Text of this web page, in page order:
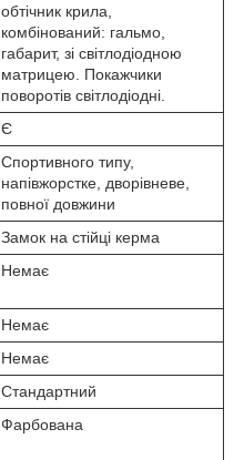
обтічник крила,
комбінований: гальмо,
габарит, зі світлодіодною
матрицею. Покажчики
поворотів світлодіодні.
Є
Спортивного типу,
напівжорстке, дворівневе,
повної довжини
Замок на стійці керма
Немає
Немає
Немає
Стандартний
Фарбована